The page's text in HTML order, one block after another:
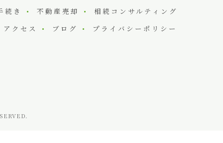
続き 不動産売却
相続コンサルティング
アクセス
ブログ プライバシーポリシー